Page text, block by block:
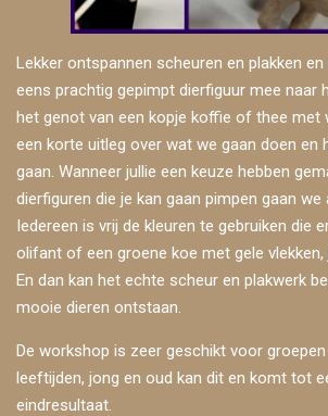
Lekker ontspannen scheuren en plakken
eens prachtig gepimpt dierfiguur mee naar
het genot van een kopje koffie of thee met
een korte uitleg over wat we gaan doen en
gaan. Wanneer jullie een keuze hebben
dierfiguren die je kan gaan pimpen gaan we
Iedereen is vrij de kleuren te gebruiken die
olifant of een groene koe met gele vlekken,
En dan kan het echte scheur en plakwerk
mooie dieren ontstaan.
De workshop is zeer geschikt voor
leeftijden, jong en oud kan dit en komt tot
eindresultaat.